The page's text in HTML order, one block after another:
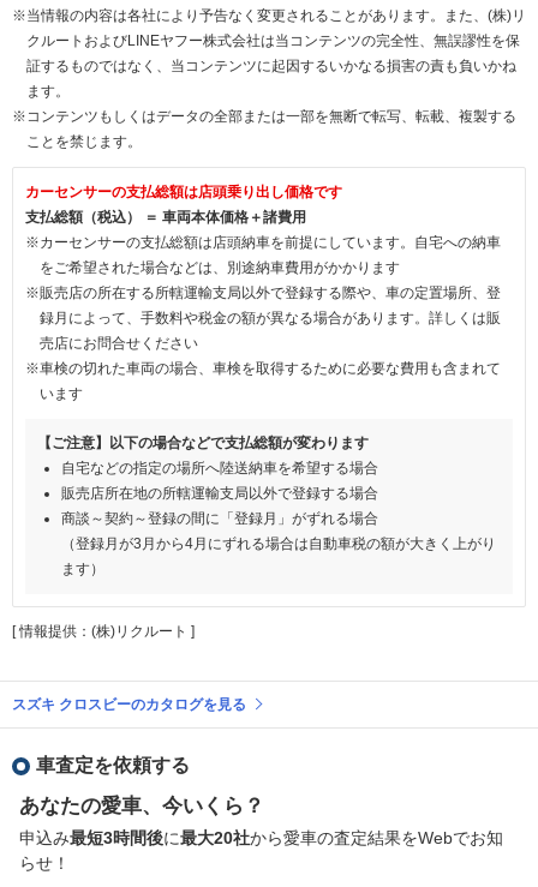
※当情報の内容は各社により予告なく変更されることがあります。また、(株)リ
クルートおよびLINEヤフー株式会社は当コンテンツの完全性、無誤謬性を保
証するものではなく、当コンテンツに起因するいかなる損害の責も負いかね
ます。
※コンテンツもしくはデータの全部または一部を無断で転写、転載、複製する
ことを禁じます。
カーセンサーの支払総額は店頭乗り出し価格です
支払総額（税込） ＝ 車両本体価格＋諸費用
※カーセンサーの支払総額は店頭納車を前提にしています。自宅への納車
をご希望された場合などは、別途納車費用がかかります
※販売店の所在する所轄運輸支局以外で登録する際や、車の定置場所、登
録月によって、手数料や税金の額が異なる場合があります。詳しくは販
売店にお問合せください
※車検の切れた車両の場合、車検を取得するために必要な費用も含まれて
います
【ご注意】以下の場合などで支払総額が変わります
自宅などの指定の場所へ陸送納車を希望する場合
販売店所在地の所轄運輸支局以外で登録する場合
商談～契約～登録の間に「登録月」がずれる場合
（登録月が3月から4月にずれる場合は自動車税の額が大きく上がり
ます）
[ 情報提供：(株)リクルート ]
スズキ クロスビーのカタログを見る
車査定を依頼する
あなたの愛車、今いくら？
申込み最短3時間後に最大20社から愛車の査定結果をWebでお知
らせ！